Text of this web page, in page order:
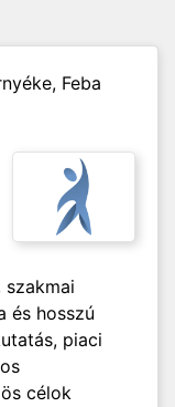
Feba
és hosszú
piaci
célok